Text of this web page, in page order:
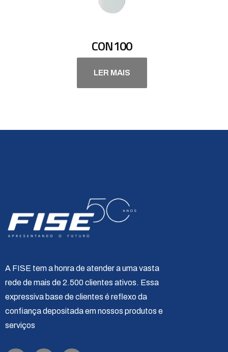
CON100
LER MAIS
A FISE tem a honra de atender a uma vasta
rede de mais de 2.500 clientes ativos. Essa
expressiva base de clientes é reflexo da
confiança depositada em nossos produtos e
serviços